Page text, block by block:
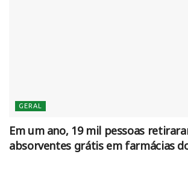
GERAL
Em um ano, 19 mil pessoas
absorventes grátis em farmácias